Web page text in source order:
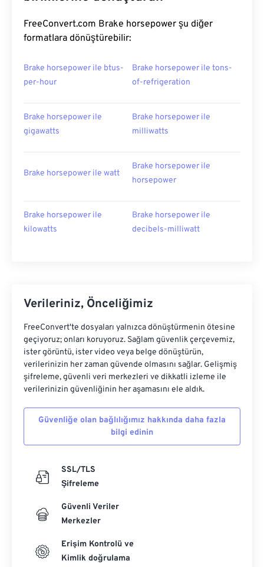
FreeConvert.com Brake horsepower şu diğer
formatlara dönüştürebilir:
Brake horsepower ile btus-
per-hour
Brake horsepower ile tons-
of-refrigeration
Brake horsepower ile
gigawatts
Brake horsepower ile
milliwatts
Brake horsepower ile watt
Brake horsepower ile
horsepower
Brake horsepower ile
kilowatts
Brake horsepower ile
decibels-milliwatt
Verileriniz, Önceliğimiz
FreeConvert'te dosyaları yalnızca dönüştürmenin ötesine
geçiyoruz; onları koruyoruz. Sağlam güvenlik çerçevemiz,
ister görüntü, ister video veya belge dönüştürün,
verilerinizin her zaman güvende olmasını sağlar. Gelişmiş
şifreleme, güvenli veri merkezleri ve dikkatli izleme ile
verilerinizin güvenliğinin her aşamasını ele aldık.
Güvenliğe olan bağlılığımız hakkında daha fazla
bilgi edinin
SSL/TLS
Şifreleme
Güvenli Veriler
Merkezler
Erişim Kontrolü ve
Kimlik doğrulama